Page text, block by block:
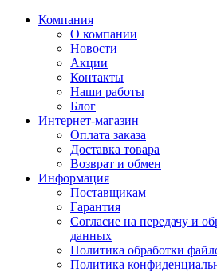
Компания
О компании
Новости
Акции
Контакты
Наши работы
Блог
Интернет-магазин
Оплата заказа
Доставка товара
Возврат и обмен
Информация
Поставщикам
Гарантия
Согласие на передачу и
данных
Политика обработки
Политика